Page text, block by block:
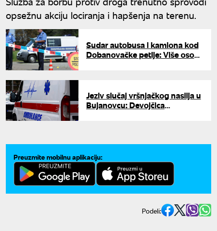
opsežnu akciјu lociranja i hapšenja na terenu.
Sudar autobusa i kamiona kod
Dobanovačke petlje: Više osoba
Jeziv slučaj vršnjačkog nasilja u
Bujanovcu: Devojčica
Preuzmite mobilnu aplikaciju:
Podeli: